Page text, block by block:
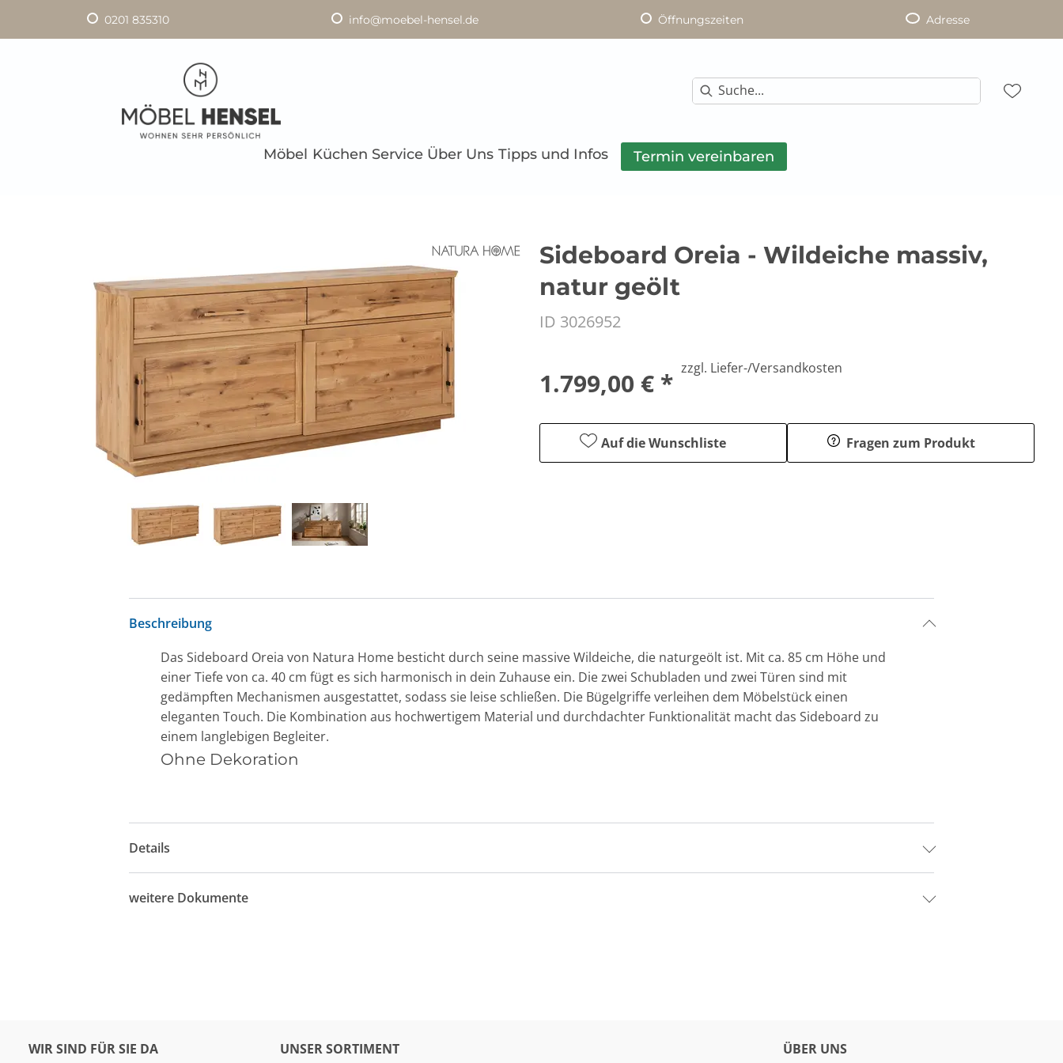
0201 835310 info@moebel-hensel.de Öffnungszeiten Adresse
Möbel Küchen Service Über Uns Tipps und Infos Termin vereinbaren
Sideboard Oreia - Wildeiche massiv,
natur geölt
ID 3026952
1.799,00 € * zzgl. Liefer-/Versandkosten
Auf die Wunschliste Fragen zum Produkt
Beschreibung
Das Sideboard Oreia von Natura Home besticht durch seine massive Wildeiche, die naturgeölt ist. Mit ca. 85 cm Höhe und
einer Tiefe von ca. 40 cm fügt es sich harmonisch in dein Zuhause ein. Die zwei Schubladen und zwei Türen sind mit
gedämpften Mechanismen ausgestattet, sodass sie leise schließen. Die Bügelgriffe verleihen dem Möbelstück einen
eleganten Touch. Die Kombination aus hochwertigem Material und durchdachter Funktionalität macht das Sideboard zu
einem langlebigen Begleiter.
Ohne Dekoration
Details
weitere Dokumente
WIR SIND FÜR SIE DA UNSER SORTIMENT ÜBER UNS